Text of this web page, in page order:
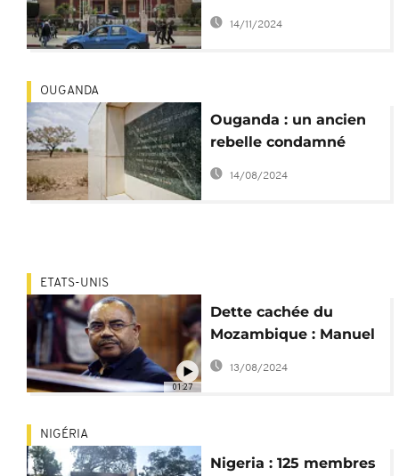
prison pour
diffamation contre un
14/11/2024
OUGANDA
Ouganda : un ancien
rebelle condamné
pour crimes contre
l'humanité
14/08/2024
01:27
ETATS-UNIS
Dette cachée du
Mozambique : Manuel
Chang condamné aux
USA
13/08/2024
NIGÉRIA
Nigeria : 125 membres